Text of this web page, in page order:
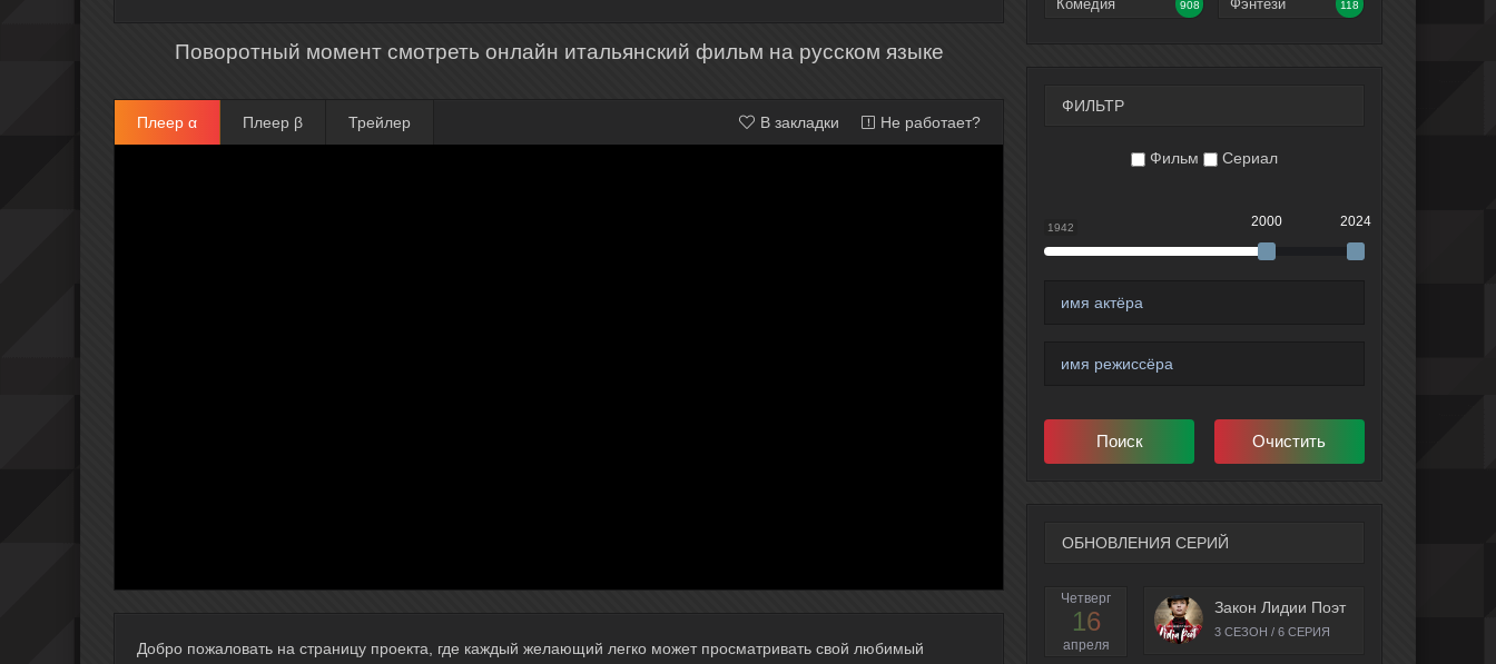
Комедия 908 Фэнтези 118
ФИЛЬТР
Фильм Сериал
1942 2000 2024
ОБНОВЛЕНИЯ СЕРИЙ
Четверг
16
апреля
Закон Лидии Поэт
3 СЕЗОН / 6 СЕРИЯ
Поворотный момент смотреть онлайн итальянский фильм на русском языке
Плеер α Плеер β Трейлер В закладки Не работает?
Добро пожаловать на страницу проекта, где каждый желающий легко может просматривать свой любимый